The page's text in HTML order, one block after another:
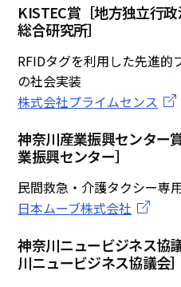
KISTEC賞［地方独立行
総合研究所］
RFIDタグを利用した先進的
の社会実装
株式会社プライムセンス
神奈川産業振興センター
業振興センター］
民間救急・介護タクシー専
日本ムーブ株式会社
神奈川ニュービジネス協
川ニュービジネス協議会］